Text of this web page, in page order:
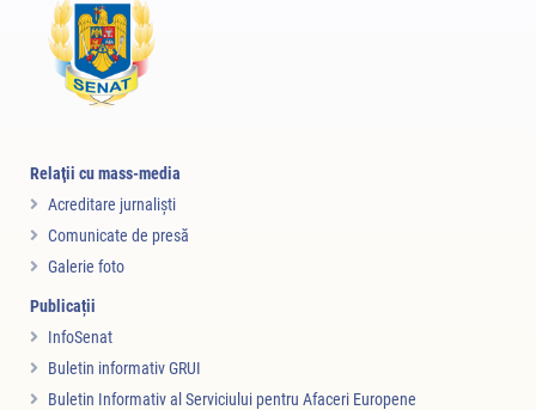
Relaţii cu mass-media
Acreditare jurnalişti
Comunicate de presă
Galerie foto
Publicații
InfoSenat
Buletin informativ GRUI
Buletin Informativ al Serviciului pentru Afaceri Europene